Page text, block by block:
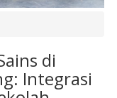
di
Integrasi